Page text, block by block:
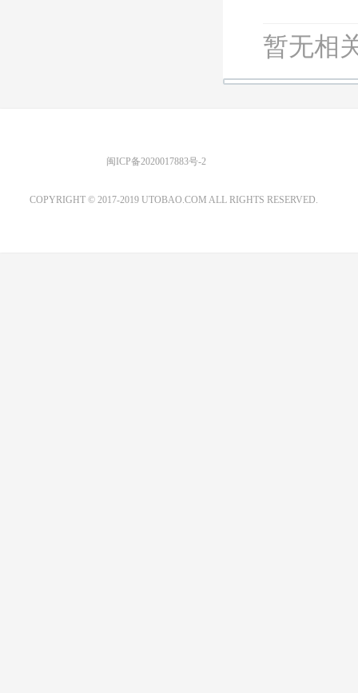
暂无相
闽ICP备2020017883号-2
COPYRIGHT © 2017-2019 UTOBAO.COM ALL RIGHTS RESERVED.